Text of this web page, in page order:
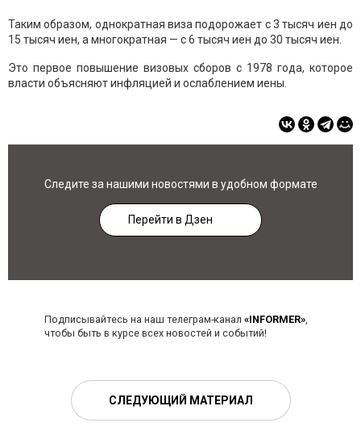
Таким образом, однократная виза подорожает с 3 тысяч иен до
15 тысяч иен, а многократная — с 6 тысяч иен до 30 тысяч иен.
Это первое повышение визовых сборов с 1978 года, которое
власти объясняют инфляцией и ослаблением иены.
Следите за нашими новостями в удобном формате
Перейти в Дзен
Подписывайтесь на наш телеграм-канал «INFORMER»,
чтобы быть в курсе всех новостей и событий!
СЛЕДУЮЩИЙ МАТЕРИАЛ